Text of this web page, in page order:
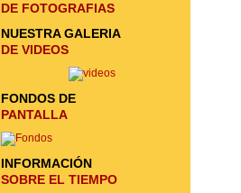
DE FOTOGRAFIAS
NUESTRA GALERIA
DE VIDEOS
FONDOS DE
PANTALLA
INFORMACIÓN
SOBRE EL TIEMPO